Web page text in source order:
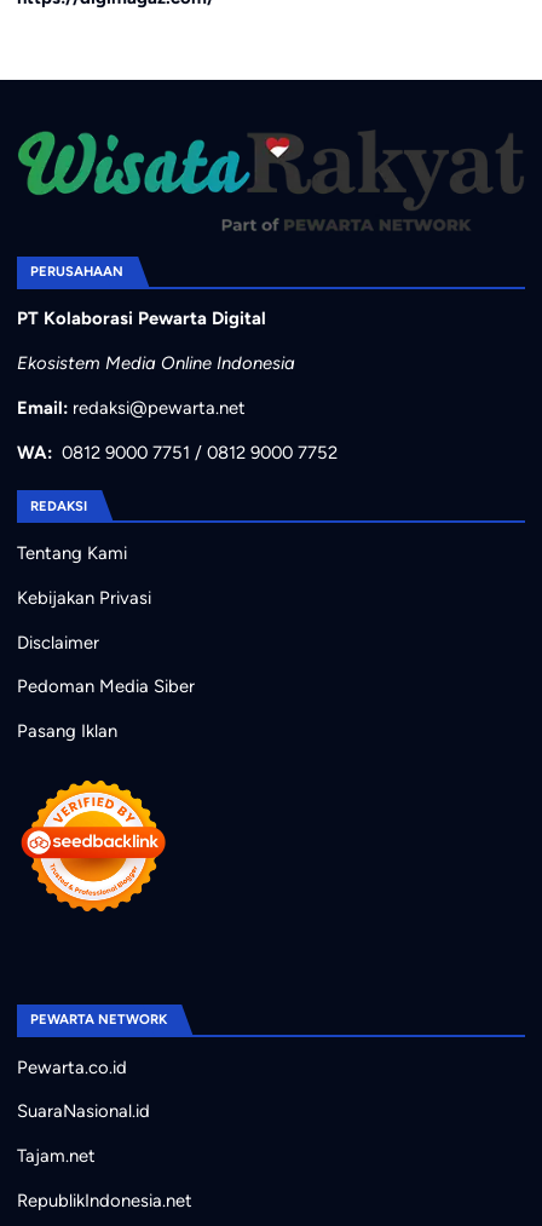
PERUSAHAAN
PT Kolaborasi Pewarta Digital
Ekosistem Media Online Indonesia
Email: redaksi@pewarta.net
WA: 0812 9000 7751 / 0812 9000 7752
REDAKSI
Tentang Kami
Kebijakan Privasi
Disclaimer
Pedoman Media Siber
Pasang Iklan
PEWARTA NETWORK
Pewarta.co.id
SuaraNasional.id
Tajam.net
RepublikIndonesia.net